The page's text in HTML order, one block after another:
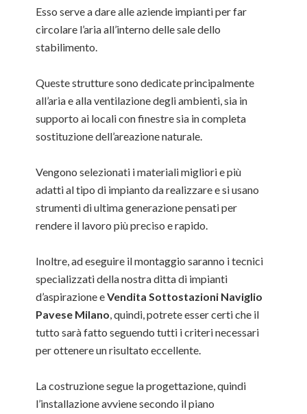
Esso serve a dare alle aziende impianti per far
circolare l’aria all’interno delle sale dello
stabilimento.
Queste strutture sono dedicate principalmente
all’aria e alla ventilazione degli ambienti, sia in
supporto ai locali con finestre sia in completa
sostituzione dell’areazione naturale.
Vengono selezionati i materiali migliori e più
adatti al tipo di impianto da realizzare e si usano
strumenti di ultima generazione pensati per
rendere il lavoro più preciso e rapido.
Inoltre, ad eseguire il montaggio saranno i tecnici
specializzati della nostra ditta di impianti
d’aspirazione eVendita Sottostazioni Naviglio
Pavese Milano, quindi, potrete esser certi che il
tutto sarà fatto seguendo tutti i criteri necessari
per ottenere un risultato eccellente.
La costruzione segue la progettazione, quindi
l’installazione avviene secondo il piano